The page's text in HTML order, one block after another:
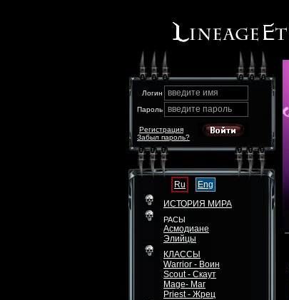
Логин введите имя
Пароль введите пароль
Забыл пароль?
Регистрация
Ru
Eng
ИСТОРИЯ МИРА
РАСЫ
Асмодиане
Элийцы
КЛАССЫ
Warrior - Воин
Scout - Скаут
Mage- Маг
Priest - Жрец